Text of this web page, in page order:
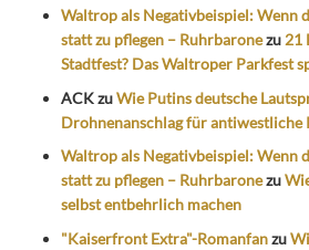
Waltrop als Negativbeispiel: Wenn
statt zu pflegen – Ruhrbaronezu 21
Stadtfest? Das Waltroper Parkfest
ACKzuWie Putins deutsche
Drohnenanschlag für antiwestliche
Waltrop als Negativbeispiel: Wenn
statt zu pflegen – Ruhrbaronezu
selbst entbehrlich machen
"Kaiserfront Extra"-Romanfanzu